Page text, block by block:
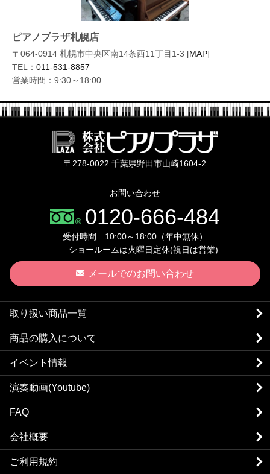
ピアノプラザ札幌店
〒064-0914 札幌市中央区南14条西11丁目1-3 [MAP]
TEL： 011-531-8857
営業時間：9:30～18:00
〒278-0022 千葉県野田市山崎1604-2
お問い合わせ
0120-666-484
受付時間 10:00～18:00（年中無休）
ショールームは火曜日定休(祝日は営業)
メールでのお問い合わせ
取り扱い商品一覧
商品の購入について
イベント情報
演奏動画(Youtube)
FAQ
会社概要
ご利用規約